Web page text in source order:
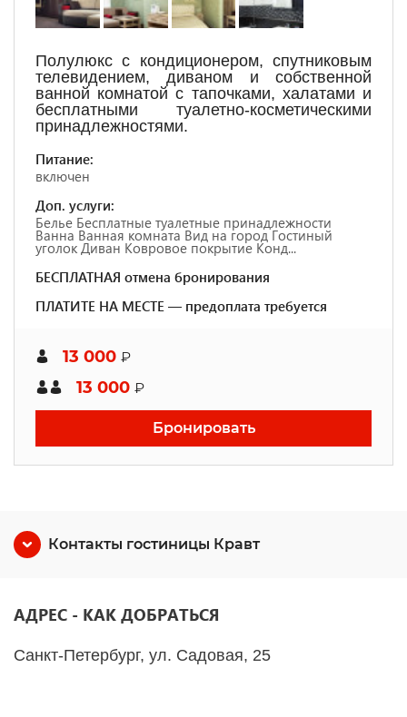
Полулюкс с кондиционером, спутниковым
телевидением, диваном и собственной
ванной комнатой с тапочками, халатами и
бесплатными туалетно-косметическими
принадлежностями.
Питание:
включен
Доп. услуги:
Белье Бесплатные туалетные принадлежности
Ванна Ванная комната Вид на город Гостиный
уголок Диван Ковровое покрытие Конд...
БЕСПЛАТНАЯ отмена бронирования
ПЛАТИТЕ НА МЕСТЕ — предоплата требуется
13 000 ₽
13 000 ₽
Бронировать
Контакты гостиницы Кравт
АДРЕС - КАК ДОБРАТЬСЯ
Санкт-Петербург, ул. Садовая, 25